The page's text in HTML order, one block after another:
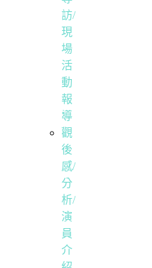
訪/
現
場
活
動
報
導
觀
後
感/
分
析/
演
員
介